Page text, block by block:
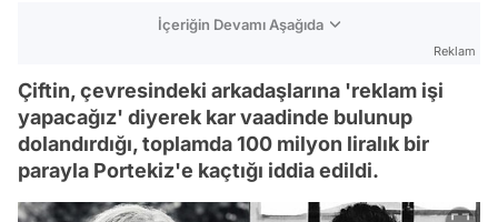
İçeriğin Devamı Aşağıda
Reklam
Çiftin, çevresindeki arkadaşlarına 'reklam işi
yapacağız' diyerek kar vaadinde bulunup
dolandırdığı, toplamda 100 milyon liralık bir
parayla Portekiz'e kaçtığı iddia edildi.